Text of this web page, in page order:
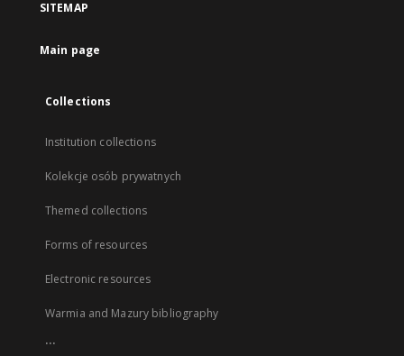
SITEMAP
Main page
Collections
Institution collections
Kolekcje osób prywatnych
Themed collections
Forms of resources
Electronic resources
Warmia and Mazury bibliography
...